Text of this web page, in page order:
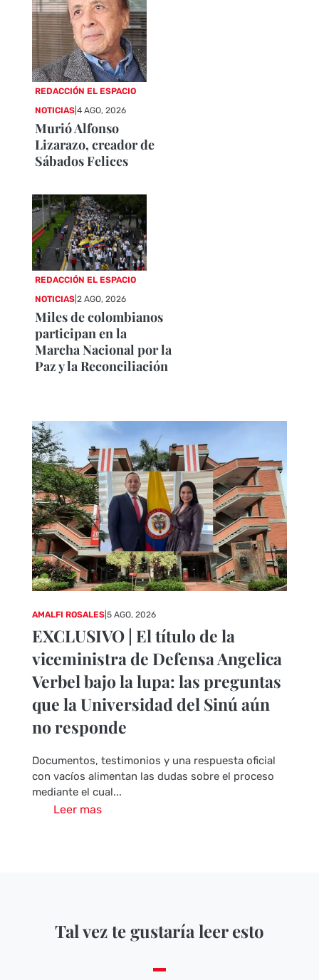
REDACCIÓN EL ESPACIO
NOTICIAS |4 AGO, 2026
Murió Alfonso
Lizarazo, creador de
Sábados Felices
REDACCIÓN EL ESPACIO
NOTICIAS |2 AGO, 2026
Miles de colombianos
participan en la
Marcha Nacional por la
Paz y la Reconciliación
AMALFI ROSALES| 5 AGO, 2026
EXCLUSIVO | El título de la
viceministra de Defensa Angelica
Verbel bajo la lupa: las preguntas
que la Universidad del Sinú aún
no responde
Documentos, testimonios y una respuesta oficial
con vacíos alimentan las dudas sobre el proceso
mediante el cual...
Leer mas
Tal vez te gustaría leer esto